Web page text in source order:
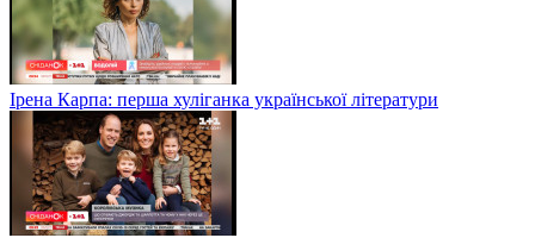
Ірена Карпа: перша хуліганка української літератури